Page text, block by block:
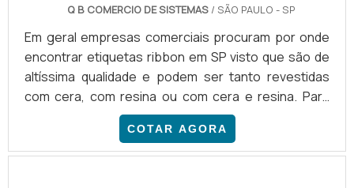
Q B COMERCIO DE SISTEMAS / SÃO PAULO - SP
Em geral empresas comerciais procuram por onde
encontrar etiquetas ribbon em SP visto que são de
altíssima qualidade e podem ser tanto revestidas
com cera, com resina ou com cera e resina. Para
saber mais, entre em contato com a QBCim e
aproveite para solicitar um orçamento..
COTAR AGORA